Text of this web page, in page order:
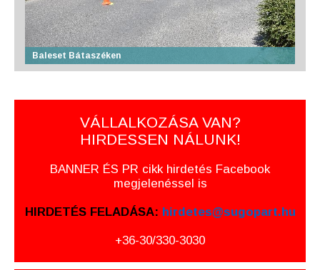
Baleset Bátaszéken
VÁLLALKOZÁSA VAN?
HIRDESSEN NÁLUNK!
BANNER ÉS PR cikk hirdetés Facebook
megjelenéssel is
HIRDETÉS FELADÁSA: hirdetes@sugopart.hu
+36-30/330-3030